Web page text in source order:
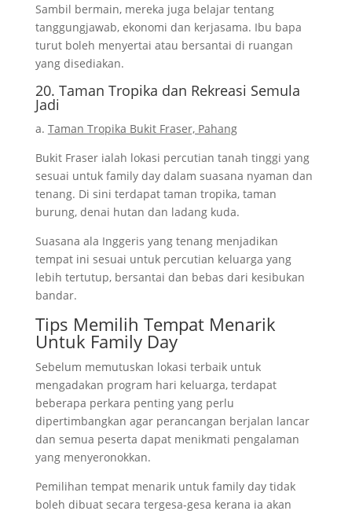
Sambil bermain, mereka juga belajar tentang
tanggungjawab, ekonomi dan kerjasama. Ibu bapa
turut boleh menyertai atau bersantai di ruangan
yang disediakan.
20. Taman Tropika dan Rekreasi Semula
Jadi
a. Taman Tropika Bukit Fraser, Pahang
Bukit Fraser ialah lokasi percutian tanah tinggi yang
sesuai untuk family day dalam suasana nyaman dan
tenang. Di sini terdapat taman tropika, taman
burung, denai hutan dan ladang kuda.
Suasana ala Inggeris yang tenang menjadikan
tempat ini sesuai untuk percutian keluarga yang
lebih tertutup, bersantai dan bebas dari kesibukan
bandar.
Tips Memilih Tempat Menarik
Untuk Family Day
Sebelum memutuskan lokasi terbaik untuk
mengadakan program hari keluarga, terdapat
beberapa perkara penting yang perlu
dipertimbangkan agar perancangan berjalan lancar
dan semua peserta dapat menikmati pengalaman
yang menyeronokkan.
Pemilihan tempat menarik untuk family day tidak
boleh dibuat secara tergesa-gesa kerana ia akan